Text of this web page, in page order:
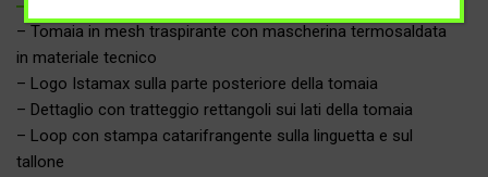
– Tomaia in mesh traspirante con mascherina termosaldata
in materiale tecnico
– Logo Istamax sulla parte posteriore della tomaia
– Dettaglio con tratteggio rettangoli sui lati della tomaia
– Loop con stampa catarifrangente sulla linguetta e sul
tallone